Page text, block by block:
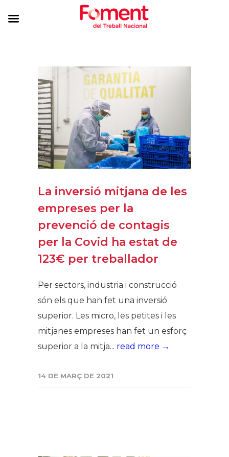
La inversió mitjana de les
empreses per la
prevenció de contagis
per la Covid ha estat de
123€ per treballador
Per sectors, industria i construcció
són els que han fet una inversió
superior. Les micro, les petites i les
mitjanes empreses han fet un esforç
superior a la mitja... read more →
14 DE MARÇ DE 2021